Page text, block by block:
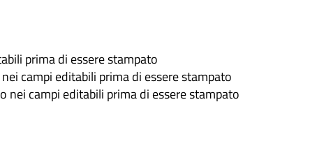
prima di essere stampato
campi editabili prima di essere stampato
campi editabili prima di essere stampato